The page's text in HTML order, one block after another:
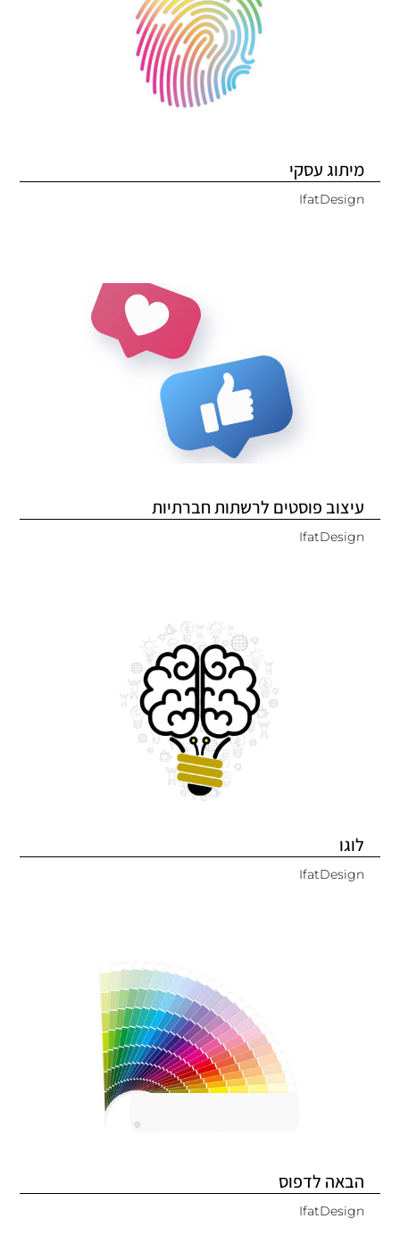
מיתוג עסקי
IfatDesign
עיצוב פוסטים לרשתות חברתיות
IfatDesign
לוגו
IfatDesign
הבאה לדפוס
IfatDesign